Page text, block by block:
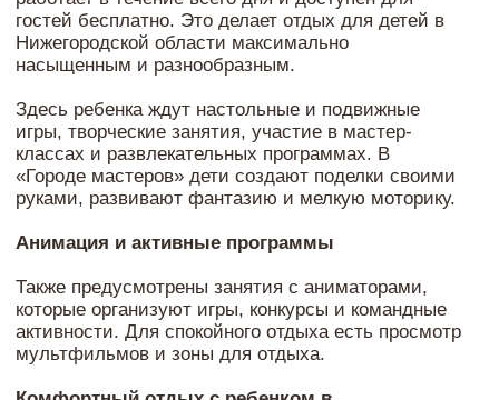
Комфортный отдых с ребенком в
Нижегородской области
Семейный отдых в Нижегородской области
становится особенно комфортным благодаря
безопасна, а программы рассчитаны на разные
возрастные группы, включая отдых с маленькими
детьми в Нижегородской области.
Если вы планируете отдых на выходные в
Нижегородской области с ребенком, «Ильдорф»
станет отличным выбором. Здесь можно